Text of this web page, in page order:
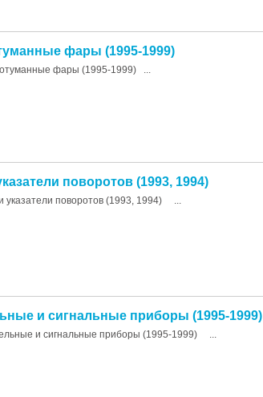
фары (1995-1999)
фары (1995-1999) ...
поворотов (1993, 1994)
указатели поворотов (1993, 1994) ...
и сигнальные приборы (1995-1999)
и сигнальные приборы (1995-1999) ...